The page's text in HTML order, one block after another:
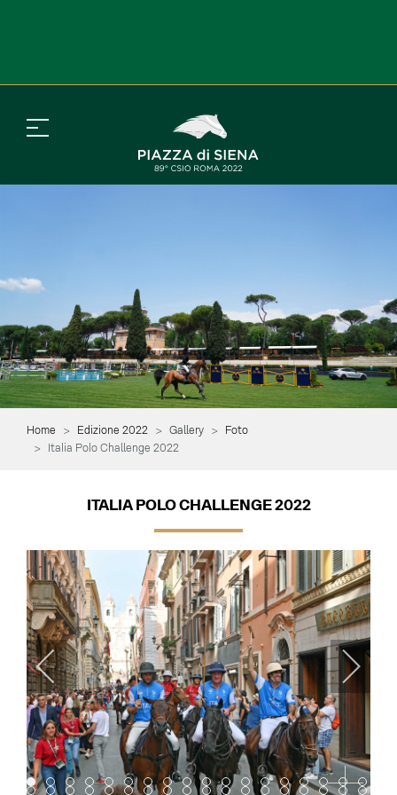
Home Edizione 2022 Gallery
Foto
Italia Polo Challenge 2022
ITALIA POLO CHALLENGE 2022
Item 0Item 1Item 2Item 3Item 4Item 5Item 6Item 7Item 8Item 9Item 10
Item 11Item 12Item 13Item 14Item 15
Item 16Item